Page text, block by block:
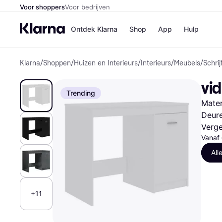
Voor shoppersVoor bedrijven
Ontdek Klarna Shop
Winkels
Bol
H&M
App Hulp
Klarna/Shoppen/Huizen en Interieurs/ Interieurs/Meubels/
Trending
+11
Vanaf